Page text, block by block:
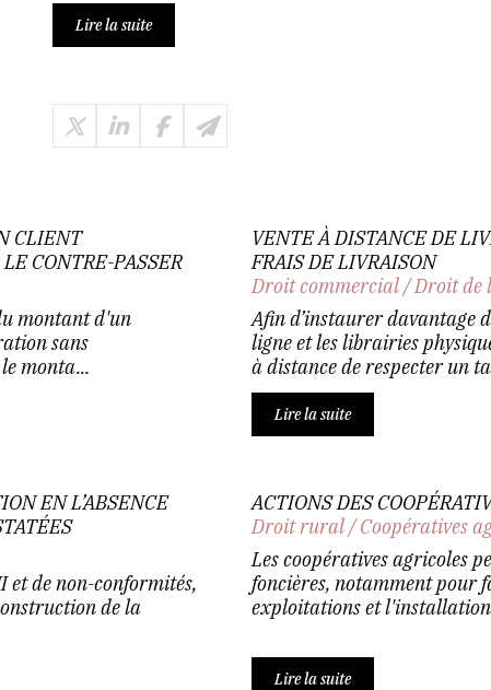
Lire la suite
CLIENT
CONTRE-PASSER
montant d'un
sans
monta...
VENTE À DISTANCE DE
FRAIS DE LIVRAISON
Droit commercial/Droit de
Afin d’instaurer davantage
ligne et les librairies
à distance de respecter un
Lire la suite
EN L’ABSENCE
et de non-conformités,
de la
ACTIONS DES
Droit rural/Coopératives
Les coopératives agricoles
foncières, notamment pour
exploitations et l'installation
Lire la suite